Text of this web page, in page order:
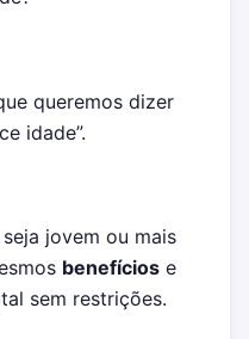
queremos dizer
idade”.
jovem ou mais
benefícios e
sem restrições.